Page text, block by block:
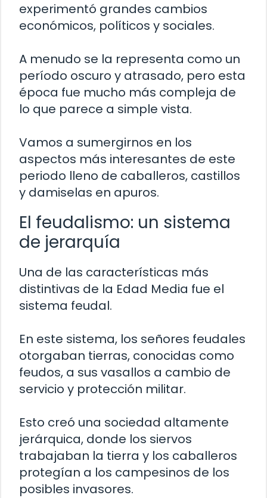
experimentó grandes cambios
económicos, políticos y sociales.
A menudo se la representa como un
período oscuro y atrasado, pero esta
época fue mucho más compleja de
lo que parece a simple vista.
Vamos a sumergirnos en los
aspectos más interesantes de este
periodo lleno de caballeros, castillos
y damiselas en apuros.
El feudalismo: un sistema
de jerarquía
Una de las características más
distintivas de la Edad Media fue el
sistema feudal.
En este sistema, los señores feudales
otorgaban tierras, conocidas como
feudos, a sus vasallos a cambio de
servicio y protección militar.
Esto creó una sociedad altamente
jerárquica, donde los siervos
trabajaban la tierra y los caballeros
protegían a los campesinos de los
posibles invasores.